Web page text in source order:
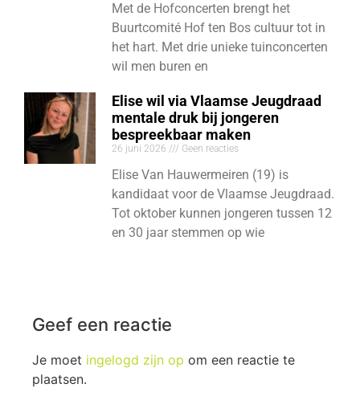
Met de Hofconcerten brengt het
Buurtcomité Hof ten Bos cultuur tot in
het hart. Met drie unieke tuinconcerten
wil men buren en
Elise wil via Vlaamse Jeugdraad
mentale druk bij jongeren
bespreekbaar maken
26 juni 2026 Geen reacties
Elise Van Hauwermeiren (19) is
kandidaat voor de Vlaamse Jeugdraad.
Tot oktober kunnen jongeren tussen 12
en 30 jaar stemmen op wie
Geef een reactie
Je moet ingelogd zijn op om een reactie te
plaatsen.